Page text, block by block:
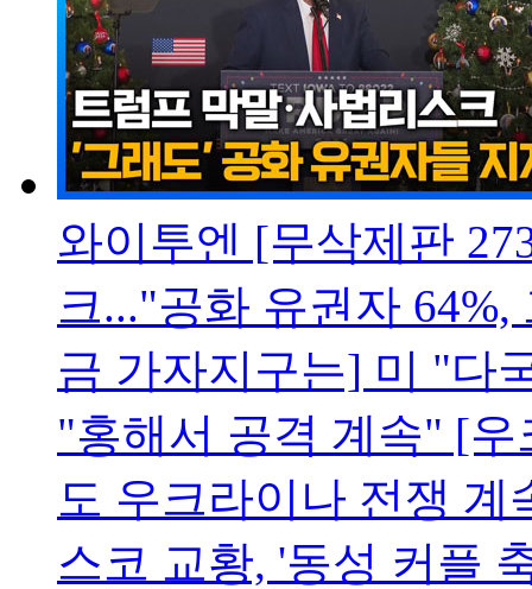
와이투엔 [무삭제판
크..."공화 유권자
금 가자지구는] 미 "다
"홍해서 공격 계속" [
도 우크라이나 전쟁
스코 교황, '동성 커플